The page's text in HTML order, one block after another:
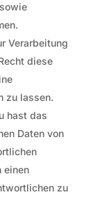
Verarbeitung
diese
zu lassen.
hast das
Daten von
einen
zu